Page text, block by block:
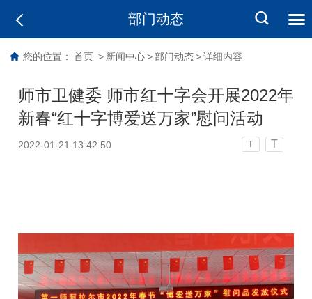
部门动态
您的位置： 首页 > 新闻中心 > 部门动态 > 详细内容
师市卫健委 师市红十字会开展2022年
新春“红十字博爱送万家”慰问活动
2022-01-21 13:42:50 T T